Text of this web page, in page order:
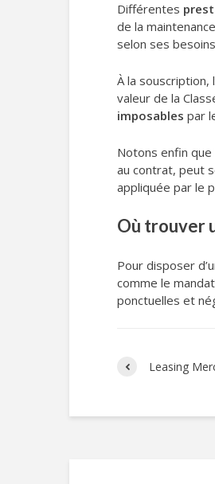
Différentes
de la
selon ses
À la
valeur de la
imposables par
Notons enfin
au contrat, peut
appliquée par le
Où trouver
Pour disposer
comme le
ponctuelles et
Leasing